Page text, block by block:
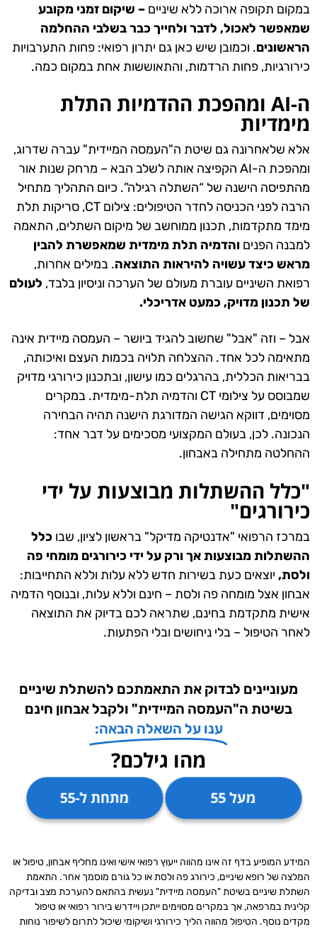
במקום תקופה ארוכה ללא שיניים – שיקום זמני מקובע
שמאפשר לאכול, לדבר ולחייך כבר בשלבי ההחלמה
הראשונים. וכמובן שיש כאן גם יתרון רפואי: פחות התערבויות
כירורגיות, פחות הרדמות, והתאוששות אחת במקום כמה.
ה-AI ומהפכת ההדמיות התלת
מימדיות
אלא שלאחרונה גם שיטת ה"העמסה המיידית" עברה שדרוג,
ומהפכת ה-AI הקפיצה אותה לשלב הבא – מרחק שנות אור
מהתפיסה הישנה של “השתלה רגילה”. כיום התהליך מתחיל
הרבה לפני הכניסה לחדר הטיפולים: צילום CT, סריקות תלת
מימד מתקדמות, תכנון ממוחשב של מיקום השתלים, התאמה
למבנה הפנים והדמיה תלת מימדית שמאפשרת להבין
מראש כיצד עשויה להיראות התוצאה. במילים אחרות,
רפואת השיניים עוברת מעולם של הערכה וניסיון בלבד, לעולם
של תכנון מדויק, כמעט אדריכלי.
אבל – וזה "אבל" שחשוב להגיד ביושר – העמסה מיידית אינה
מתאימה לכל אחד. ההצלחה תלויה בכמות העצם ואיכותה,
בבריאות הכללית, בהרגלים כמו עישון, ובתכנון כירורגי מדויק
שמבוסס על צילומי CT והדמיה תלת-מימדית. במקרים
מסוימים, דווקא הגישה המדורגת הישנה תהיה הבחירה
הנכונה. לכן, בעולם המקצועי מסכימים על דבר אחד:
ההחלטה מתחילה באבחון.
"כלל ההשתלות מבוצעות על ידי
כירורגים"
במרכז הרפואי "אדנטיקה מדיקל" בראשון לציון, שבו כלל
ההשתלות מבוצעות אך ורק על ידי כירורגים מומחי פה
ולסת, יוצאים כעת בשירות חדש ללא עלות וללא התחייבות:
אבחון אצל מומחה פה ולסת – חינם וללא עלות, ובנוסף הדמיה
אישית מתקדמת בחינם, שתראה לכם בדיוק את התוצאה
לאחר הטיפול – בלי ניחושים ובלי הפתעות.
מעוניינים לבדוק את התאמתכם להשתלת שיניים
בשיטת ה"העמסה המיידית" ולקבל אבחון חינם
ענו על השאלה הבאה:
מהו גילכם?
מעל 55 מתחת ל-55
המידע המופיע בדף זה אינו מהווה ייעוץ רפואי אישי ואינו מחליף אבחון, טיפול או
המלצה של רופא שיניים, כירורג פה ולסת או כל גורם מוסמך אחר. התאמת
השתלת שיניים בשיטת "העמסה מיידית" נעשית בהתאם להערכת מצב ובדיקה
קלינית במרפאה, אך במקרים מסוימים ייתכן ויידרש בירור רפואי או טיפול
מקדים נוסף. הטיפול מהווה הליך כירורגי ושיקומי שיכול לתרום לשיפור נוחות